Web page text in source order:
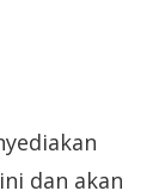
dan akan